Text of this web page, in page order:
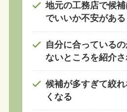
地元の工務店で候
でいいか不安がある
自分に合っている
ないところを紹介
候補が多すぎて絞
くなる